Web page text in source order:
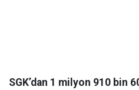
SGK’dan 1 milyon 910 bin